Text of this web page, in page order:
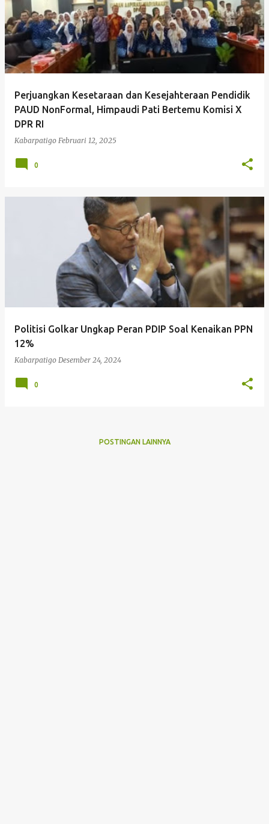
Perjuangkan Kesetaraan dan Kesejahteraan Pendidik
PAUD NonFormal, Himpaudi Pati Bertemu Komisi X
DPR RI
Kabarpatigo Februari 12, 2025
0
Politisi Golkar Ungkap Peran PDIP Soal Kenaikan PPN
12%
Kabarpatigo Desember 24, 2024
0
POSTINGAN LAINNYA